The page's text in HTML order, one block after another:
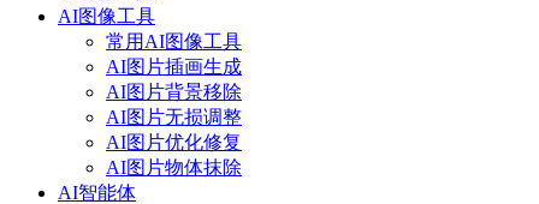
AI图像工具
常用AI图像工具
AI图片插画生成
AI图片背景移除
AI图片无损调整
AI图片优化修复
AI图片物体抹除
AI智能体